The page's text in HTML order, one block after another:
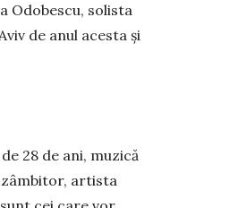
Odobescu, solista
de anul acesta şi
28 de ani, muzică
zâmbitor, artista